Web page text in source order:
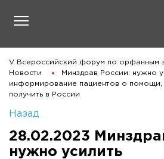
V Всероссийский форум по орфанным
Новости
Минздрав России: нужно
информирование пациентов о помощи,
получить в России
Назад
28.02.2023
нужно усилить